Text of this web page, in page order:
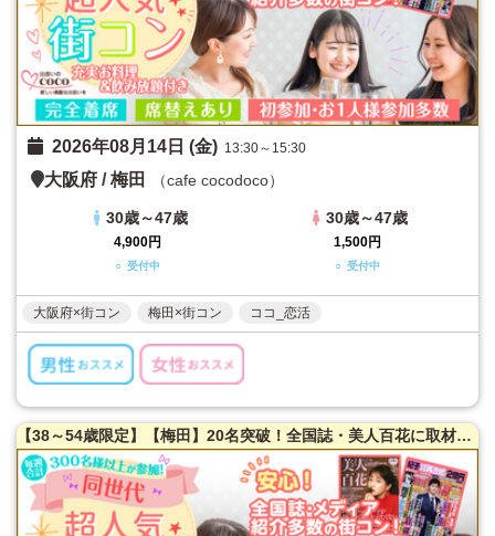
2026年08月14日 (金) 13:30～15:30
大阪府 /梅田 （cafe cocodoco）
30歳～47歳
4,900円
○ 受付中
30歳～47歳
1,500円
○ 受付中
大阪府×街コン 梅田×街コン ココ_恋活
【38～54歳限定】【梅田】20名突破！全国誌・美人百花に取材を受けた大阪で一番出会える街コン♪超オシャレ隠れ家カフェ貸切☆同世代で楽しむ♪できます！【充実お料理＆飲み放題付】LINE交換自由＆席替えあり！